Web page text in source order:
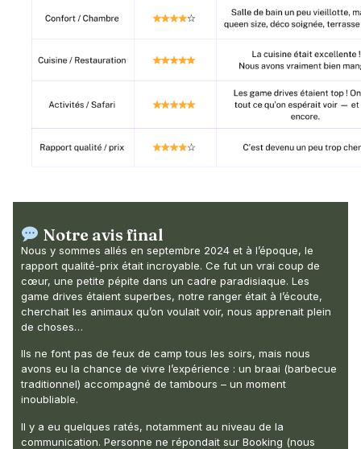
Notre avis final
Nous y sommes allés en septembre 2024 et à l’époque, le
rapport qualité-prix était incroyable. Ce fut un vrai coup de
cœur, une petite pépite dans un cadre paradisiaque. Les
game drives étaient superbes, notre ranger était à l’écoute,
cherchait les animaux qu’on voulait voir, nous apprenait plein
de choses…
Ils ne font pas de feux de camp tous les soirs, mais nous
avons eu la chance de vivre l’expérience : un braai (barbecue
traditionnel) accompagné de tambours – un moment
inoubliable.
Il y a eu quelques ratés, notamment au niveau de la
communication. Personne ne répondait sur Booking (nous